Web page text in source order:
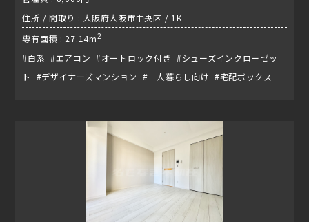
住所 / 間取り : 大阪府大阪市中央区 / 1K
専有面積 : 27.14m2
#白系 #エアコン #オートロック付き #シューズインクローゼッ
ト #デザイナーズマンション #一人暮らし向け #宅配ボックス